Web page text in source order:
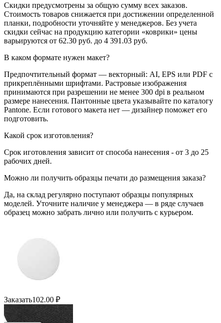
Скидки предусмотрены за общую сумму всех заказов.
Стоимость товаров снижается при достижении определенной
планки, подробности уточняйте у менеджеров. Без учета
скидки сейчас на продукцию категории «коврики» цены
варьируются от 62.30 руб. до 4 391.03 руб.
В каком формате нужен макет?
Предпочтительный формат — векторный: AI, EPS или PDF с
прикреплёнными шрифтами. Растровые изображения
принимаются при разрешении не менее 300 dpi в реальном
размере нанесения. Пантонные цвета указывайте по каталогу
Pantone. Если готового макета нет — дизайнер поможет его
подготовить.
Какой срок изготовления?
Срок иготовления зависит от способа нанесения - от 3 до 25
рабочих дней.
Можно ли получить образцы печати до размещения заказа?
Да, на склад регулярно поступают образцы популярных
моделей. Уточните наличие у менеджера — в ряде случаев
образец можно забрать лично или получить с курьером.
Заказать102.00 ₽